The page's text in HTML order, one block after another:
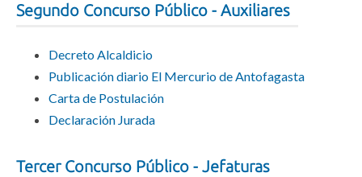
Segundo Concurso Público - Auxiliares
Decreto Alcaldicio
Publicación diario El Mercurio de Antofagasta
Carta de Postulación
Declaración Jurada
Tercer Concurso Público - Jefaturas